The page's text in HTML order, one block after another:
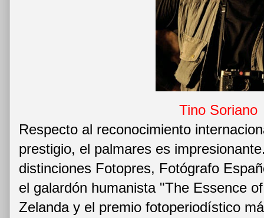
Tino Soriano
Respecto al reconocimiento
prestigio, el palmares es
distinciones Fotopres, Fotógrafo
el galardón humanista "The Essence
Zelanda y el premio fotoperiodístico